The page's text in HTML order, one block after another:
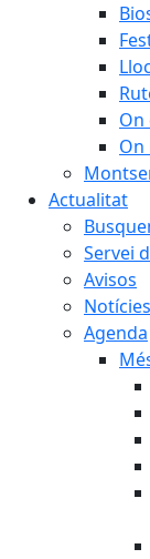
On
Actualitat
Servei
Avisos
Notícies
Agenda